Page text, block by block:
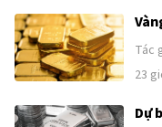
Tác
23
Dự